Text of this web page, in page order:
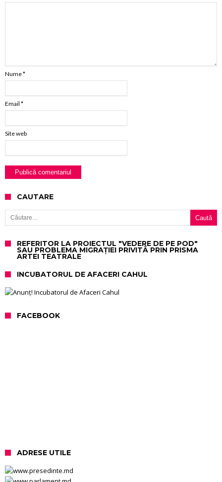
Nume*
Email *
Site web
CAUTARE
Caută după:
REFERITOR LA PROIECTUL "VEDERE DE PE POD"
SAU PROBLEMA MIGRAȚIEI PRIVITĂ PRIN PRISMA
ARTEI TEATRALE
INCUBATORUL DE AFACERI CAHUL
FACEBOOK
ADRESE UTILE